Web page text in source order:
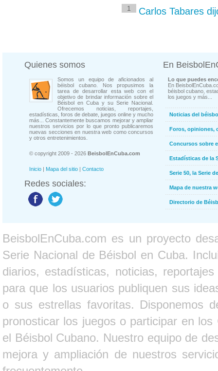
1 Carlos Tabares
Quienes somos
Somos un equipo de aficionados al
béisbol cubano. Nos propusimos la
tarea de desarrollar esta web con el
objetivo de brindar información sobre el
Béisbol en Cuba y su Serie Nacional.
Ofrecemos noticias, reportajes,
estadísticas, foros de debate, juegos online y mucho
más... Constantemente buscamos mejorar y ampliar
nuestros servicios por lo que pronto publicaremos
nuevas secciones en nuestra web como concursos
y otros entretenimientos.
© copyright 2009 - 2026 BeisbolEnCuba.com
Inicio | Mapa del sitio | Contacto
Redes sociales:
En
Lo que puedes
En
béisbol cubano,
los juegos y más...
Noticias del
Foros, opiniones,
Concursos sobre
Estadísticas de la
Serie 50, la Serie
Mapa de nuestra
Directorio de
BeisbolEnCuba.com es un proyecto
Serie Nacional de Béisbol en Cuba.
diarios, estadísticas, noticias,
para que los usuarios publiquen sus
o sus estrellas favoritas. Disponemos
pronosticar los juegos o participar en
el Béisbol Cubano. Nuestro equipo de
mejora y ampliación de nuestros